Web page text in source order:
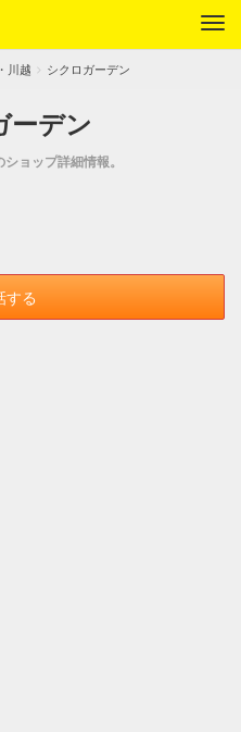
川越 シクロガーデン
ーデン
ョップ詳細情報。
する